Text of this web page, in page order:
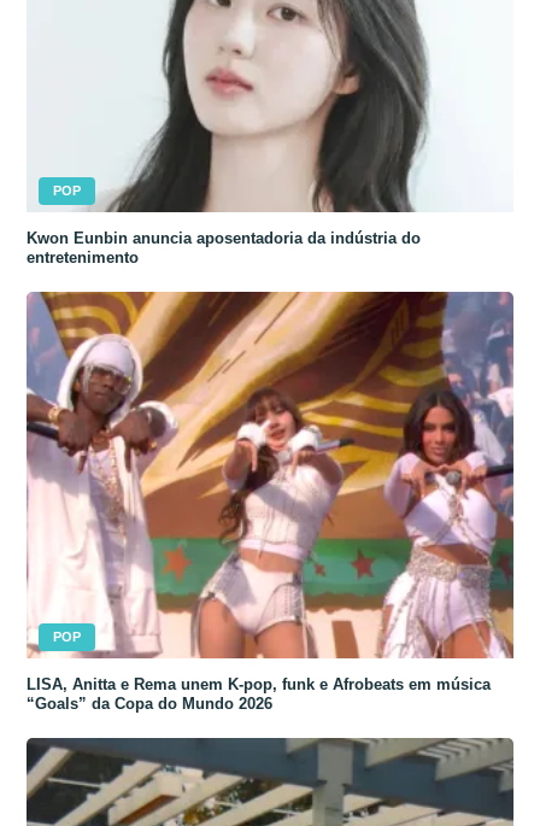
POP
Kwon Eunbin anuncia aposentadoria da indústria do
entretenimento
POP
LISA, Anitta e Rema unem K-pop, funk e Afrobeats em música
“Goals” da Copa do Mundo 2026